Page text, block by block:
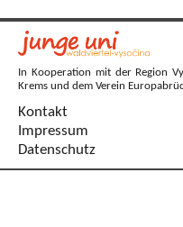
In Kooperation mit der Region
Krems und dem Verein
Kontakt
Impressum
Datenschutz